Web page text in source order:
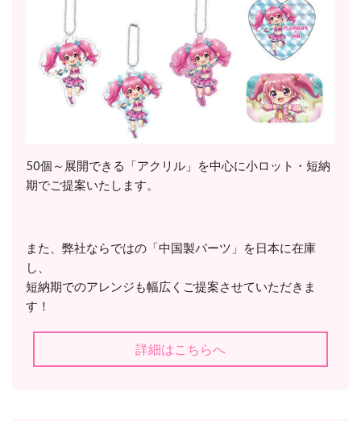
50個～展開できる「アクリル」を中心に小ロット・短納
期でご提案いたします。
また、弊社ならではの「中国製パーツ」を日本に在庫
し、
短納期でのアレンジも幅広くご提案させていただきま
す！
詳細はこちらへ